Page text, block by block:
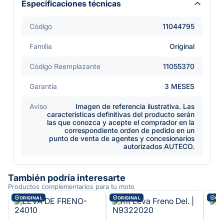
Especificaciones técnicas
Código 11044795
Familia Original
Código Reemplazante 11055370
Garantía 3 MESES
Aviso
Imagen de referencia ilustrativa. Las
características definitivas del producto serán
las que conozca y acepte el comprador en la
correspondiente orden de pedido en un
punto de venta de agentes y concesionarios
autorizados AUTECO.
También podría interesarte
Productos complementarios para tu moto
ORIGINAL ORIGINAL